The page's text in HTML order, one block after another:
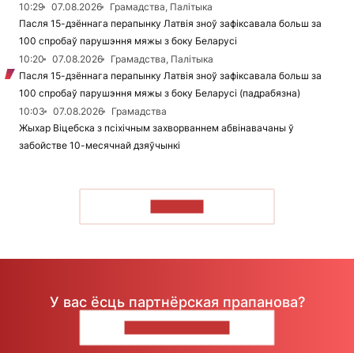
10:29
07.08.2026
Грамадства, Палітыка
Пасля 15-дзённага перапынку Латвія зноў зафіксавала больш за
100 спробаў парушэння мяжы з боку Беларусі
10:20
07.08.2026
Грамадства, Палітыка
Пасля 15-дзённага перапынку Латвія зноў зафіксавала больш за
100 спробаў парушэння мяжы з боку Беларусі (падрабязна)
10:03
07.08.2026
Грамадства
Жыхар Віцебска з псіхічным захворваннем абвінавачаны ў
забойстве 10-месячнай дзяўчынкі
У вас ёсць партнёрская прапанова?